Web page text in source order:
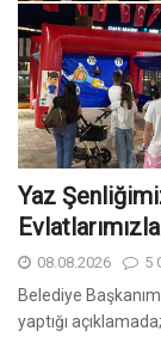
Yaz
08.08.2026 5
Belediye
yaptığı